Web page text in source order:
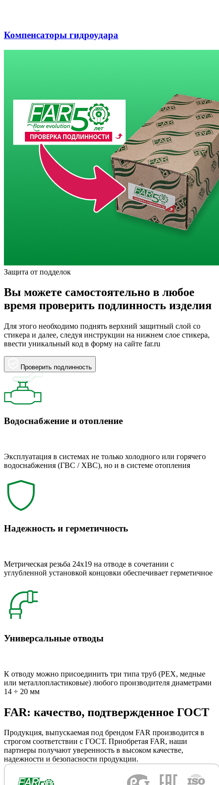
Компенсаторы гидроудара
Защита от подделок
Вы можете самостоятельно в любое
время проверить подлинность изделия
Для этого необходимо поднять верхний защитный слой со
стикера и далее, следуя инструкции на нижнем слое стикера,
ввести уникальный код в форму на сайте far.ru
Проверить подлинность
Водоснабжение и отопление
Эксплуатация в системах не только холодного или горячего
водоснабжения (ГВС / ХВС), но и в системе отопления
Надежность и герметичность
Метрическая резьба 24x19 на отводе в сочетании с
углубленной установкой концовки обеспечивает герметичное
Универсальные отводы
К отводу можно присоединить три типа труб (РЕХ, медные
или металлопластиковые) любого производителя диаметрами
14 ÷ 20 мм
FAR: качество, подтвержденное ГОСТ
Продукция, выпускаемая под брендом FAR производится в
строгом соответствии с ГОСТ. Приобретая FAR, наши
партнеры получают уверенность в высоком качестве,
надежности и безопасности продукции.